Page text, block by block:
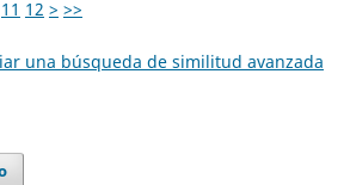
11 12 > >>
una búsqueda de similitud avanzada